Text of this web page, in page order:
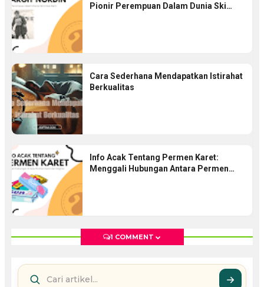
Pionir Perempuan Dalam Dunia Ski
Cara Sederhana Mendapatkan Istirahat
Berkualitas
Info Acak Tentang Permen Karet:
Menggali Hubungan Antara Permen
1 COMMENT